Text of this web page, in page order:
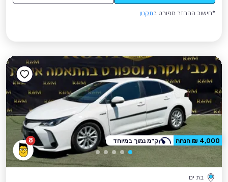
*חישוב ההחזר מפורט בתקנון
8
בת ים
4,000 ₪ הנחה ק״מ נמוך במיוחד